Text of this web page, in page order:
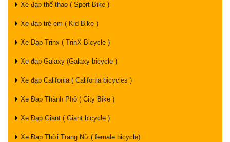
Xe đạp thể thao ( Sport Bike )
Xe đạp trẻ em ( Kid Bike )
Xe Đạp Trinx ( TrinX Bicycle )
Xe đạp Galaxy (Galaxy bicycle )
Xe đạp Califonia ( Califonia bicycles )
Xe Đạp Thành Phố ( City Bike )
Xe Đạp Giant ( Giant bicycle )
Xe Đạp Thời Trang Nữ ( female bicycle)